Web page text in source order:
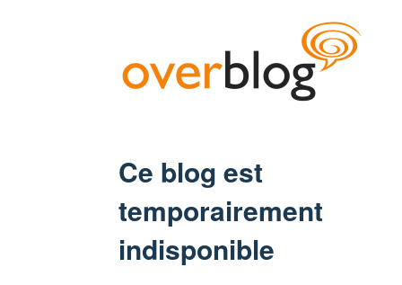
Ce blog est
temporairement
indisponible